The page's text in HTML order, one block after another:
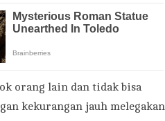
orang lain dan tidak bisa
kekurangan jauh melegakan